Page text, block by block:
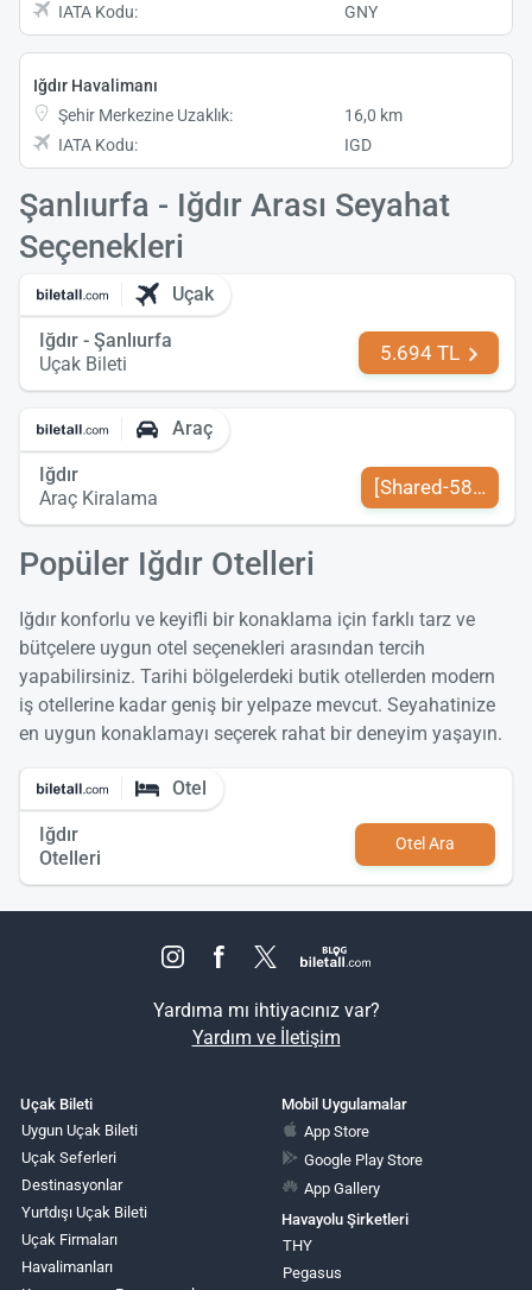
IATA Kodu:
GNY
Iğdır Havalimanı
Şehir Merkezine Uzaklık:
16,0 km
IATA Kodu:
IGD
Şanlıurfa - Iğdır Arası Seyahat
Seçenekleri
Uçak
Iğdır - Şanlıurfa
Uçak Bileti
5.694 TL
Araç
Iğdır
Araç Kiralama
[Shared-589-tr-
Popüler Iğdır Otelleri
Iğdır konforlu ve keyifli bir konaklama için farklı tarz ve
bütçelere uygun otel seçenekleri arasından tercih
yapabilirsiniz. Tarihi bölgelerdeki butik otellerden modern
iş otellerine kadar geniş bir yelpaze mevcut. Seyahatinize
en uygun konaklamayı seçerek rahat bir deneyim yaşayın.
Otel
Iğdır
Otelleri
Otel Ara
Yardıma mı ihtiyacınız var?
Yardım ve İletişim
Uçak Bileti
Uygun Uçak Bileti
Uçak Seferleri
Destinasyonlar
Yurtdışı Uçak Bileti
Uçak Firmaları
Havalimanları
Mobil Uygulamalar
App Store
Google Play Store
App Gallery
Havayolu Şirketleri
THY
Pegasus